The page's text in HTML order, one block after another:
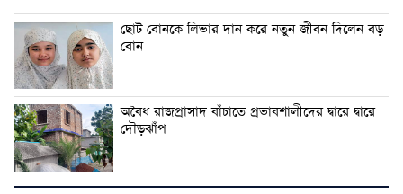
ছোট বোনকে লিভার দান করে নতুন জীবন দিলেন বড়
বোন
অবৈধ রাজপ্রাসাদ বাঁচাতে প্রভাবশালীদের দ্বারে দ্বারে
দৌড়ঝাঁপ